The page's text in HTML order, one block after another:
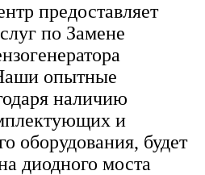
предоставляет
по Замене
опытные
наличию
и
оборудования, будет
диодного моста